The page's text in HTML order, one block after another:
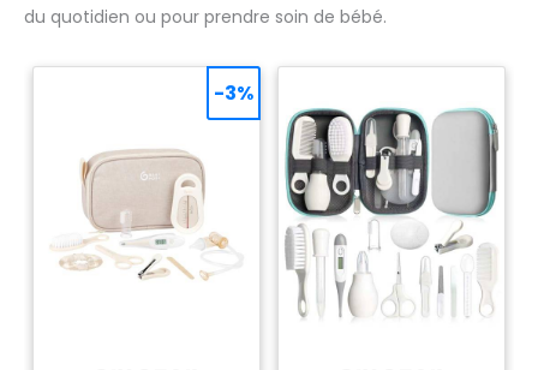
du quotidien ou pour prendre soin de bébé.
-3%